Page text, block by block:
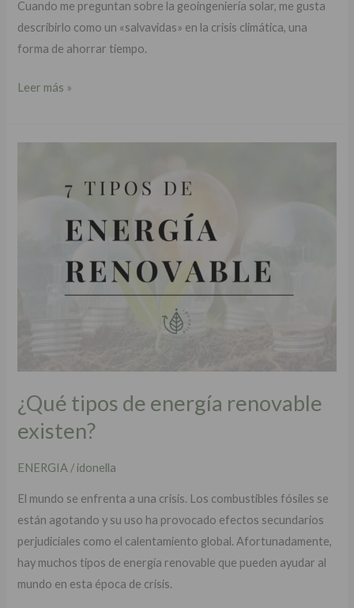
Cuando me preguntan sobre la geoingeniería solar, me gusta
describirlo como un «salvavidas» en la crisis climática, una
forma de ahorrar tiempo.
Leer más »
¿Qué tipos de energía renovable
existen?
ENERGIA/ idonella
El mundo se enfrenta a una crisis. Los combustibles fósiles se
están agotando y su uso ha provocado efectos secundarios
perjudiciales como el calentamiento global. Afortunadamente,
hay muchos tipos de energía renovable que pueden ayudar al
mundo en esta época de crisis.
renovable